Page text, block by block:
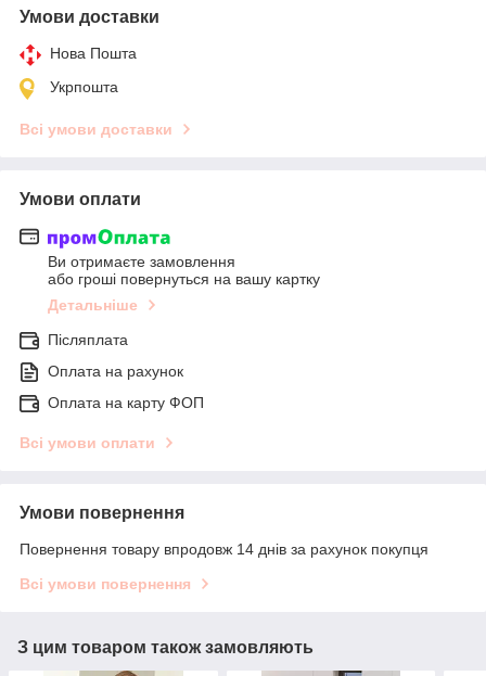
Умови доставки
Нова Пошта
Укрпошта
Всі умови доставки
Умови оплати
Ви отримаєте замовлення
або гроші повернуться на вашу картку
Детальніше
Післяплата
Оплата на рахунок
Оплата на карту ФОП
Всі умови оплати
Умови повернення
Повернення товару впродовж 14 днів за рахунок покупця
Всі умови повернення
З цим товаром також замовляють